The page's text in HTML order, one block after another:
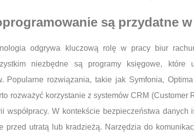
są przydatne
odgrywa kluczową rolę w pracy biur
niezbędne są programy księgowe, które
Popularne rozwiązania, takie jak Symfonia,
rozważyć korzystanie z systemów CRM
współpracy. W kontekście bezpieczeństwa
przed utratą lub kradzieżą. Narzędzia do